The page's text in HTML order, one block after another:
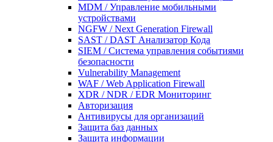
MDM / Управление мобильными
устройствами
NGFW / Next Generation Firewall
SAST / DAST Анализатор Кода
SIEM / Система управления событиями
безопасности
Vulnerability Management
WAF / Web Application Firewall
XDR / NDR / EDR Мониторинг
Авторизация
Антивирусы для организаций
Защита баз данных
Защита информации